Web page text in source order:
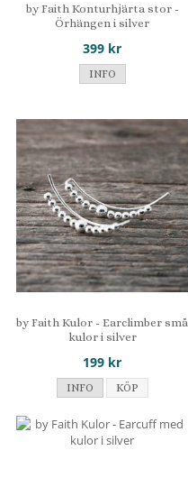
by Faith Konturhjärta stor -
Örhängen i silver
399 kr
INFO
by Faith Kulor - Earclimber små
kulor i silver
199 kr
INFO KÖP